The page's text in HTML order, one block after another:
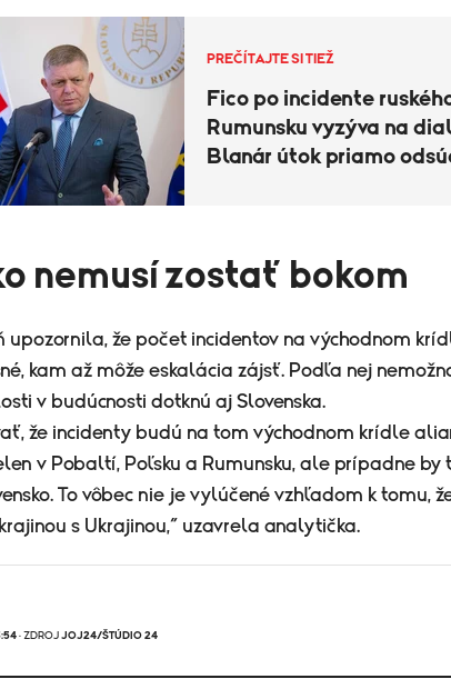
PREČÍTAJTE SI TIEŽ
Fico po incidente
Rumunsku vyzýva na
Blanár útok priamo
nemusí zostať bokom
upozornila, že počet incidentov na východnom
kam až môže eskalácia zájsť. Podľa nej
v budúcnosti dotknú aj Slovenska.
že incidenty budú na tom východnom krídle
v Pobaltí, Poľsku a Rumunsku, ale prípadne by
To vôbec nie je vylúčené vzhľadom k tomu,
s Ukrajinou,“ uzavrela analytička.
· ZDROJ JOJ24/ŠTÚDIO 24